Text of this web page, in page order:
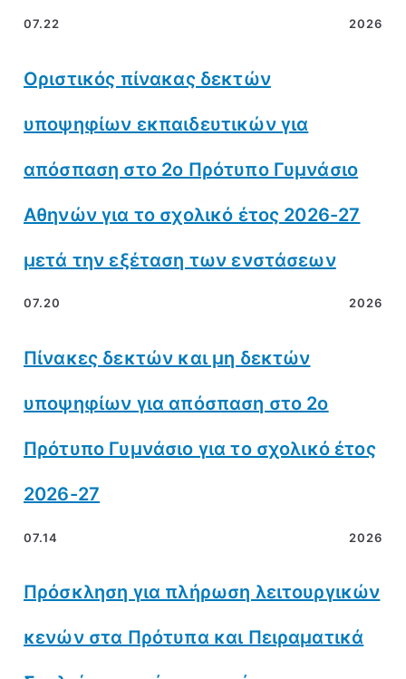
07.22 2026
Οριστικός πίνακας δεκτών
υποψηφίων εκπαιδευτικών για
απόσπαση στο 2ο Πρότυπο Γυμνάσιο
Αθηνών για το σχολικό έτος 2026-27
μετά την εξέταση των ενστάσεων
07.20 2026
Πίνακες δεκτών και μη δεκτών
υποψηφίων για απόσπαση στο 2ο
Πρότυπο Γυμνάσιο για το σχολικό έτος
2026-27
07.14 2026
Πρόσκληση για πλήρωση λειτουργικών
κενών στα Πρότυπα και Πειραματικά